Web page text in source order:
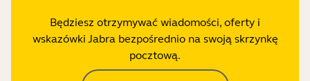
Będziesz otrzymywać wiadomości, oferty i
wskazówki Jabra bezpośrednio na swoją skrzynkę
pocztową.